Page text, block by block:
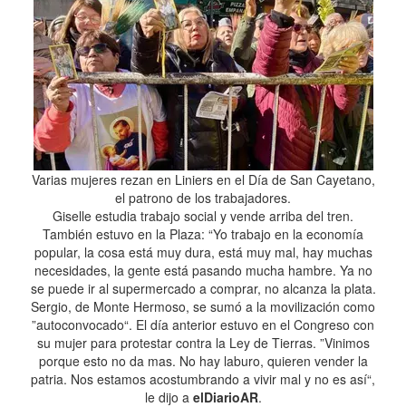
Varias mujeres rezan en Liniers en el Día de San Cayetano,
el patrono de los trabajadores.
Giselle estudia trabajo social y vende arriba del tren.
También estuvo en la Plaza: “Yo trabajo en la economía
popular, la cosa está muy dura, está muy mal, hay muchas
necesidades, la gente está pasando mucha hambre. Ya no
se puede ir al supermercado a comprar, no alcanza la plata.
Sergio, de Monte Hermoso, se sumó a la movilización como
”autoconvocado“. El día anterior estuvo en el Congreso con
su mujer para protestar contra la Ley de Tierras. ”Vinimos
porque esto no da mas. No hay laburo, quieren vender la
patria. Nos estamos acostumbrando a vivir mal y no es así“,
le dijo a elDiarioAR.